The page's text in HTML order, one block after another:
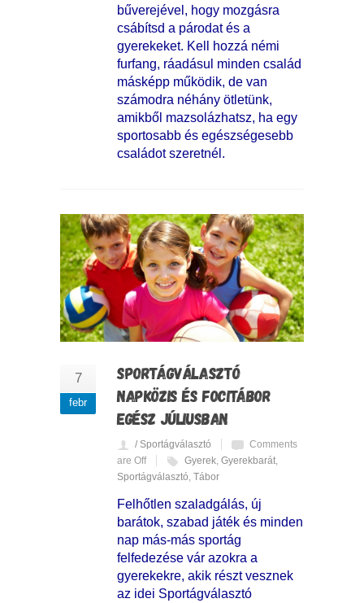
bűverejével, hogy mozgásra
csábítsd a párodat és a
gyerekeket. Kell hozzá némi
furfang, ráadásul minden család
másképp működik, de van
számodra néhány ötletünk,
amikből mazsolázhatsz, ha egy
sportosabb és egészségesebb
családot szeretnél.
7
febr
SPORTÁGVÁLASZTÓ
NAPKÖZIS ÉS FOCITÁBOR
EGÉSZ JÚLIUSBAN
/ Sportágválasztó
Comments
are Off
Gyerek Gyerekbarát
Sportágválasztó Tábor
Felhőtlen szaladgálás, új
barátok, szabad játék és minden
nap más-más sportág
felfedezése vár azokra a
gyerekekre, akik részt vesznek
az idei Sportágválasztó